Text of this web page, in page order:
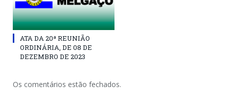
ATA DA 20ª REUNIÃO
ORDINÁRIA, DE 08 DE
DEZEMBRO DE 2023
Os comentários estão fechados.